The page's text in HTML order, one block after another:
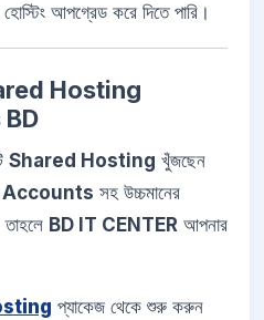
আপগ্রেড করে দিতে পারি।
Hosting
Shared Hosting খুঁজছেন
সহ উচ্চমানের
তাহলে BD IT CENTER আপনার
প্যাকেজ থেকে শুরু করুন